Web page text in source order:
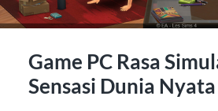
Game PC Rasa
Sensasi Dunia Nyata